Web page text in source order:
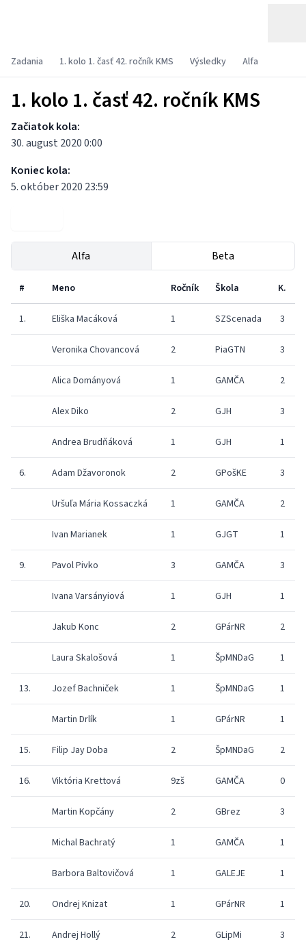
Zadania 1. kolo 1. časť 42. ročník KMS Výsledky Alfa
1. kolo 1. časť 42. ročník KMS
Začiatok kola:
30. august 2020 0:00
Koniec kola:
5. október 2020 23:59
Alfa Beta
# Meno Ročník Škola K.
1. Eliška Macáková 1 SZScenada 3
Veronika Chovancová 2 PiaGTN 3
Alica Dományová 1 GAMČA 2
Alex Diko 2 GJH 3
Andrea Brudňáková 1 GJH 1
6. Adam Džavoronok 2 GPošKE 3
Uršuľa Mária Kossaczká 1 GAMČA 2
Ivan Marianek 1 GJGT 1
9. Pavol Pivko 3 GAMČA 3
Ivana Varsányiová 1 GJH 1
Jakub Konc 2 GPárNR 2
Laura Skalošová 1 ŠpMNDaG 1
13. Jozef Bachniček 1 ŠpMNDaG 1
Martin Drlík 1 GPárNR 1
15. Filip Jay Doba 2 ŠpMNDaG 2
16. Viktória Krettová 9zš GAMČA 0
Martin Kopčány 2 GBrez 3
Michal Bachratý 1 GAMČA 1
Barbora Baltovičová 1 GALEJE 1
20. Ondrej Knizat 1 GPárNR 1
21. Andrej Hollý 2 GLipMi 3